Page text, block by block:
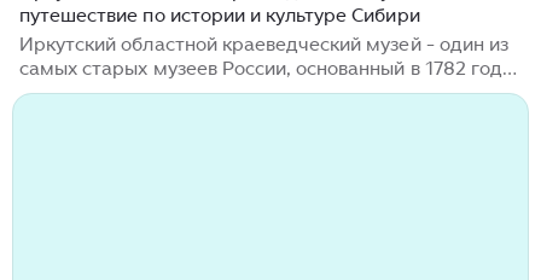
путешествие по истории и культуре Сибири
Иркутский областной краеведческий музей - один из
самых старых музеев России, основанный в 1782 году.
Он находится в историческом центре города